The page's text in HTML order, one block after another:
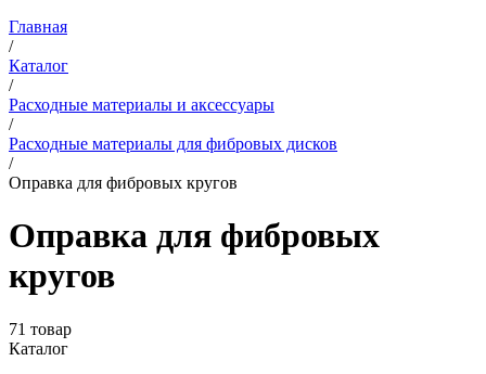
Главная
/
Каталог
/
Расходные материалы и аксессуары
/
Расходные материалы для фибровых дисков
/
Оправка для фибровых кругов
Оправка для фибровых
кругов
71 товар
Каталог